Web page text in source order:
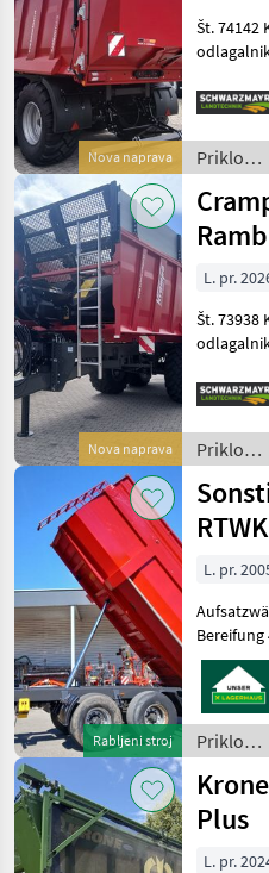
Nova naprava
Št. 74142 Krampe Tandem
za hitrost
t
ZV
/
Krampe
Nova naprava
L. pr.
Št. 73938 Krampe Tandem
za hitrost
t
ZV
/
Krampe
Rabljeni stroj
L. pr.
Bereifung
Anlage Zavora: Hidravlične
zavore,
Vitlo
/
Sonstige
Plus
L. pr.